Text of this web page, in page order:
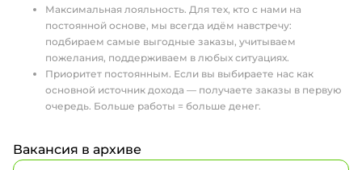
Максимальная лояльность. Для тех, кто с нами на
постоянной основе, мы всегда идём навстречу:
подбираем самые выгодные заказы, учитываем
пожелания, поддерживаем в любых ситуациях.
Приоритет постоянным. Если вы выбираете нас как
основной источник дохода — получаете заказы в первую
очередь. Больше работы = больше денег.
Вакансия в архиве